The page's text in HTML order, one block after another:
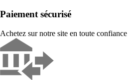
Paiement sécurisé
Achetez sur notre site en toute confiance